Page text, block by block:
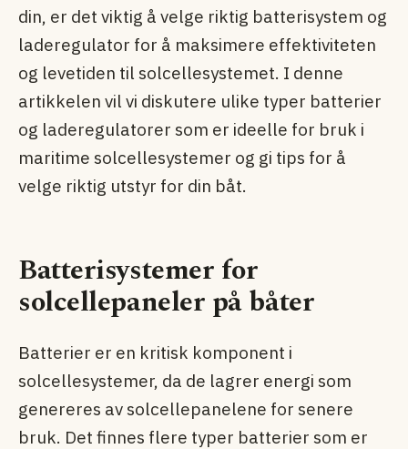
din, er det viktig å velge riktig batterisystem og
laderegulator for å maksimere effektiviteten
og levetiden til solcellesystemet. I denne
artikkelen vil vi diskutere ulike typer batterier
og laderegulatorer som er ideelle for bruk i
maritime solcellesystemer og gi tips for å
velge riktig utstyr for din båt.
Batterisystemer for
solcellepaneler på båter
Batterier er en kritisk komponent i
solcellesystemer, da de lagrer energi som
genereres av solcellepanelene for senere
bruk. Det finnes flere typer batterier som er